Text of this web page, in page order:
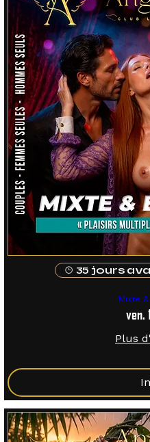
35 jours
Mixte
ven.
Plus